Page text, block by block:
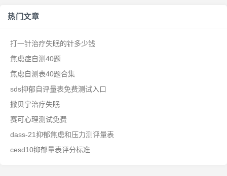
热门文章
打一针治疗失眠的针多少钱
焦虑症自测40题
焦虑自测表40题合集
sds抑郁自评量表免费测试入口
撒贝宁治疗失眠
赛可心理测试免费
dass-21抑郁焦虑和压力测评量表
cesd10抑郁量表评分标准